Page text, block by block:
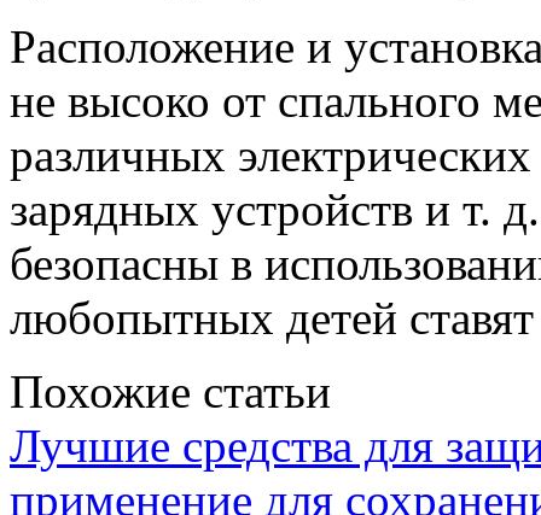
Расположение и
не высоко от спального
различных
зарядных устройств и т.
безопасны в
любопытных детей
Похожие статьи
Лучшие средства для
применение для